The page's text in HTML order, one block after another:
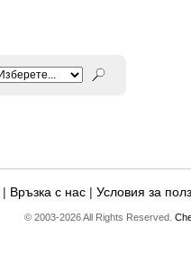
| Връзка с нас |Условия за
© 2003-2026 All Rights Reserved.